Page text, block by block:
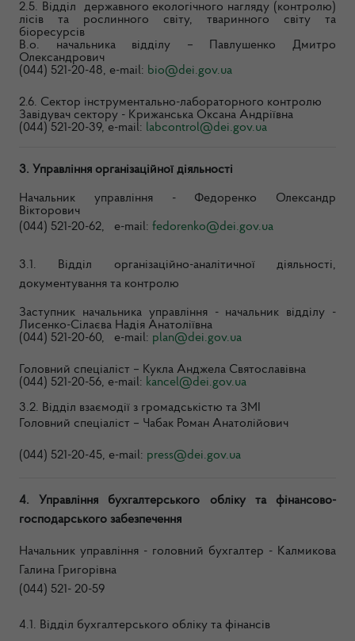
2.5. Відділ державного екологічного нагляду (контролю)
лісів та рослинного світу, тваринного світу та
біоресурсів
В.о. начальника відділу – Павлушенко Дмитро
Олександрович
(044) 521-20-48, e-mail: bio@dei.gov.ua
2.6. Сектор інструментально-лабораторного контролю
Завідувач сектору - Крижанська Оксана Андріївна
(044) 521-20-39, e-mail: labcontrol@dei.gov.ua
3. Управління організаційноїдіяльності
Начальник управління - Федоренко Олександр
Вікторович
(044) 521-20-62, e-mail: fedorenko@dei.gov.ua
3.1. Відділ організаційно-аналітичної діяльності,
документування та контролю
Заступник начальника управління - начальник відділу -
Лисенко-Сілаєва Надія Анатоліївна
(044) 521-20-60, e-mail: plan@dei.gov.ua
Головний спеціаліст – Кукла Анджела Святославівна
(044) 521-20-56, e-mail: kancel@dei.gov.ua
3.2. Відділ взаємодії з громадськістю та ЗМІ
Головний спеціаліст – Чабак Роман Анатолійович
(044) 521-20-45, e-mail: press@dei.gov.ua
4. Управління бухгалтерського обліку та фінансово-
господарського забезпечення
Начальник управління - головний бухгалтер - Калмикова
Галина Григорівна
(044) 521- 20-59
4.1. Відділ бухгалтерського обліку та фінансів